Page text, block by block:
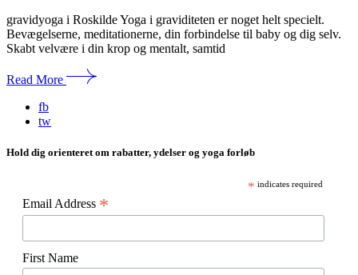
gravidyoga i Roskilde Yoga i graviditeten er noget helt specielt.
Bevægelserne, meditationerne, din forbindelse til baby og dig selv.
Skabt velvære i din krop og mentalt, samtid
Read More
fb
tw
Hold dig orienteret om rabatter, ydelser og yoga forløb
* indicates required
Email Address *
First Name